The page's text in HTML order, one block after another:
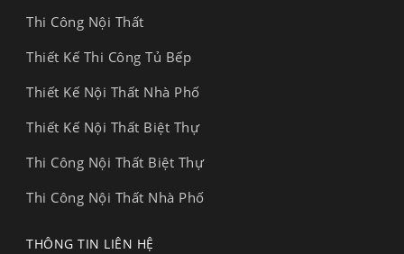
Thi Công Nội Thất
Thiết Kế Thi Công Tủ Bếp
Thiết Kế Nội Thất Nhà Phố
Thiết Kế Nội Thất Biệt Thự
Thi Công Nội Thất Biệt Thự
Thi Công Nội Thất Nhà Phố
THÔNG TIN LIÊN HỆ